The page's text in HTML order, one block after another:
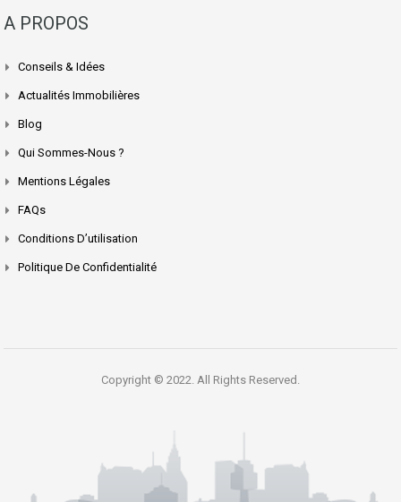
A PROPOS
Conseils & Idées
Actualités Immobilières
Blog
Qui Sommes-Nous ?
Mentions Légales
FAQs
Conditions D’utilisation
Politique De Confidentialité
Copyright © 2022. All Rights Reserved.